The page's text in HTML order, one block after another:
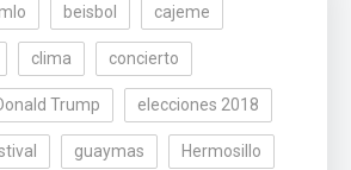
beisbol cajeme
clima concierto
Trump elecciones 2018
guaymas Hermosillo